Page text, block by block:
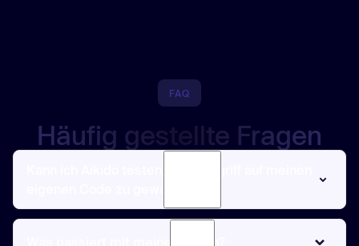
FAQ
Häufig gestellte Fragen
Ja. Sie können ein echtes Repo (schreibgeschützter Zugriff)